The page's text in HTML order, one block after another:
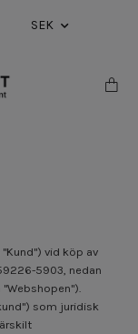
SEK
vid köp av
5903, nedan
som juridisk